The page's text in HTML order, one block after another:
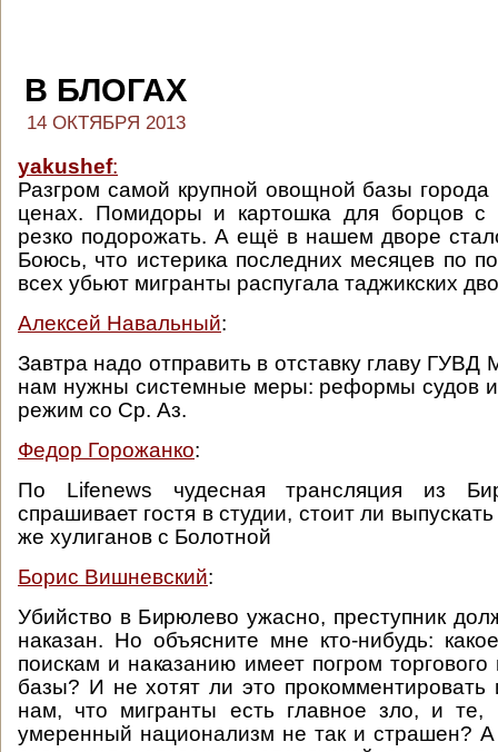
В БЛОГАХ
14 ОКТЯБРЯ 2013
yakushef:
Разгром самой крупной овощной базы города
ценах. Помидоры и картошка для борцов с
резко подорожать. А ещё в нашем дворе
Боюсь, что истерика последних месяцев по
всех убьют мигранты распугала таджикских
Алексей Навальный:
Завтра надо отправить в отставку главу
нам нужны системные меры: реформы судов
режим со Ср. Аз.
Федор Горожанко:
По Lifenews чудесная трансляция из
спрашивает гостя в студии, стоит ли
же хулиганов с Болотной
Борис Вишневский:
Убийство в Бирюлево ужасно, преступник
наказан. Но объясните мне кто-нибудь:
поискам и наказанию имеет погром
базы? И не хотят ли это прокомментировать
нам, что мигранты есть главное зло, и те,
умеренный национализм не так и страшен?